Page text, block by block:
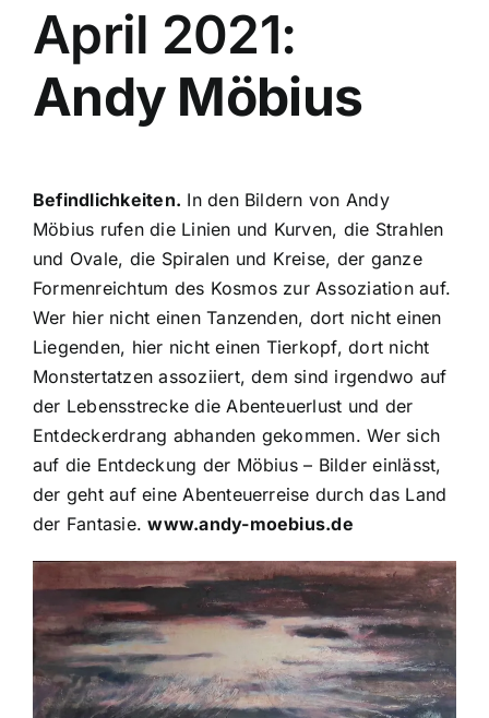
April 2021:
Andy Möbius
Befindlichkeiten. In den Bildern von Andy
Möbius rufen die Linien und Kurven, die Strahlen
und Ovale, die Spiralen und Kreise, der ganze
Formenreichtum des Kosmos zur Assoziation auf.
Wer hier nicht einen Tanzenden, dort nicht einen
Liegenden, hier nicht einen Tierkopf, dort nicht
Monstertatzen assoziiert, dem sind irgendwo auf
der Lebensstrecke die Abenteuerlust und der
Entdeckerdrang abhanden gekommen. Wer sich
auf die Entdeckung der Möbius – Bilder einlässt,
der geht auf eine Abenteuerreise durch das Land
der Fantasie.www.andy-moebius.de